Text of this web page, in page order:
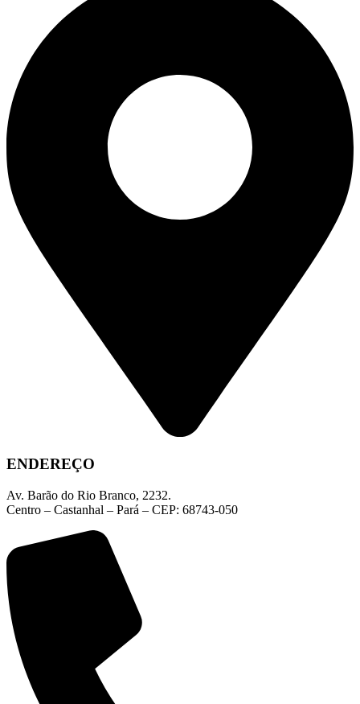
ENDEREÇO
Av. Barão do Rio Branco, 2232.
Centro – Castanhal – Pará – CEP: 68743-050